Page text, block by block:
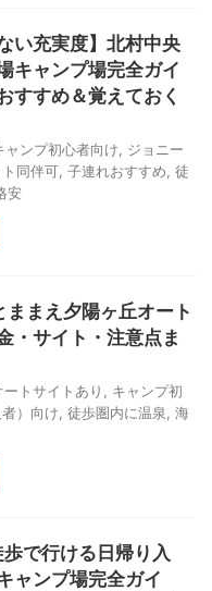
い充実度】北村中央
キャンプ場完全ガイ
すすめ＆覚えておく
ャンプ初心者向け
ジョニー
同伴可 子連れおすすめ 徒
安
ままえ夕陽ヶ丘オート
・サイト・注意点ま
ートサイトあり
キャンプ初
）向け 徒歩圏内に温泉
海
歩で行ける日帰り入
ャンプ場完全ガイ